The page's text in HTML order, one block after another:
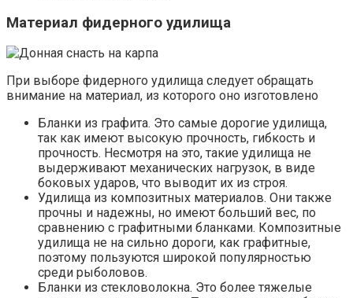
Материал фидерного удилища
При выборе фидерного удилища следует обращать
внимание на материал, из которого оно изготовлено
Бланки из графита. Это самые дорогие удилища,
так как имеют высокую прочность, гибкость и
прочность. Несмотря на это, такие удилища не
выдерживают механических нагрузок, в виде
боковых ударов, что выводит их из строя.
Удилища из композитных материалов. Они также
прочны и надежны, но имеют больший вес, по
сравнению с графитными бланками. Композитные
удилища не на сильно дороги, как графитные,
поэтому пользуются широкой популярностью
среди рыболовов.
Бланки из стекловолокна. Это более тяжелые